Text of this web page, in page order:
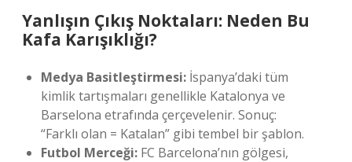
Yanlışın Çıkış Noktaları: Neden Bu
Kafa Karışıklığı?
Medya Basitleştirmesi: İspanya’daki tüm
kimlik tartışmaları genellikle Katalonya ve
Barselona etrafında çerçevelenir. Sonuç:
“Farklı olan = Katalan” gibi tembel bir şablon.
Futbol Merceği: FC Barcelona’nın gölgesi,